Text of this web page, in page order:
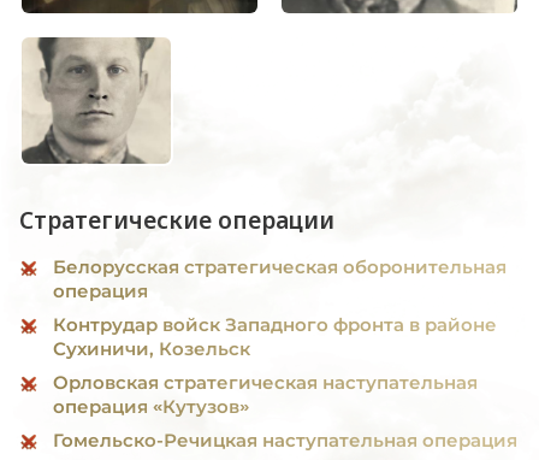
Стратегические операции
Белорусская стратегическая оборонительная
операция
Контрудар войск Западного фронта в районе
Сухиничи, Козельск
Орловская стратегическая наступательная
операция «Кутузов»
Гомельско-Речицкая наступательная операция